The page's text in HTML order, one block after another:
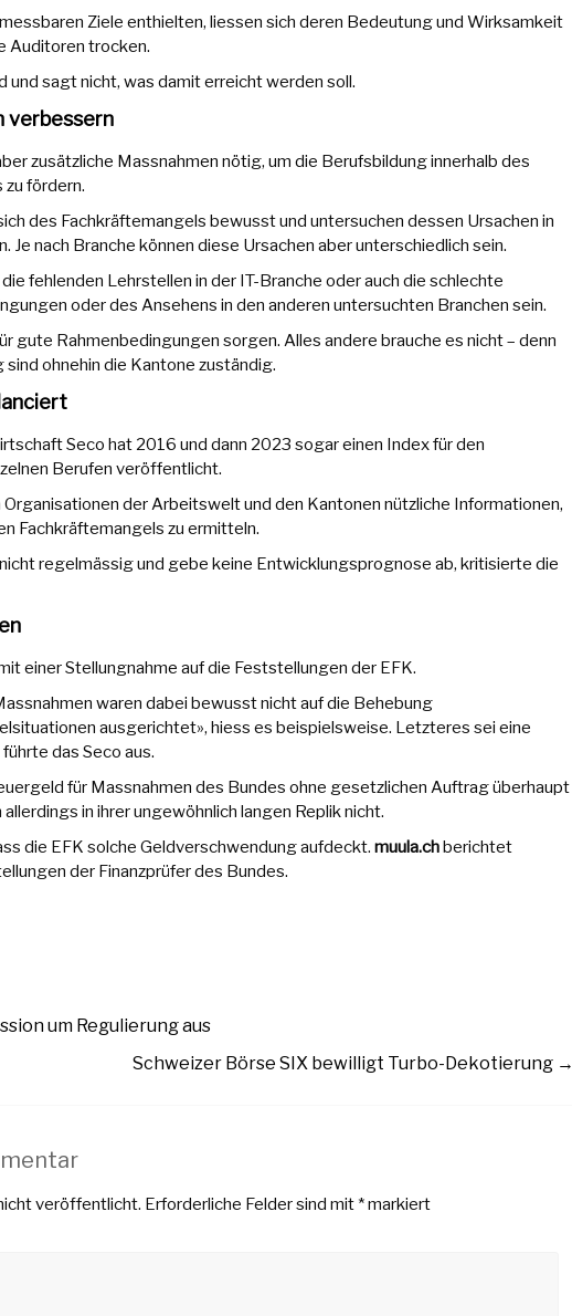
Ziele enthielten, liessen sich deren Bedeutung und Wirksamkeit
Auditoren trocken.
und sagt nicht, was damit erreicht werden soll.
verbessern
zusätzliche Massnahmen nötig, um die Berufsbildung innerhalb des
fördern.
des Fachkräftemangels bewusst und untersuchen dessen Ursachen in
Je nach Branche können diese Ursachen aber unterschiedlich sein.
fehlenden Lehrstellen in der IT-Branche oder auch die schlechte
oder des Ansehens in den anderen untersuchten Branchen sein.
gute Rahmenbedingungen sorgen. Alles andere brauche es nicht – denn
ohnehin die Kantone zuständig.
Seco hat 2016 und dann 2023 sogar einen Index für den
Berufen veröffentlicht.
der Arbeitswelt und den Kantonen nützliche Informationen,
Fachkräftemangels zu ermitteln.
regelmässig und gebe keine Entwicklungsprognose ab, kritisierte die
einer Stellungnahme auf die Feststellungen der EFK.
waren dabei bewusst nicht auf die Behebung
ausgerichtet», hiess es beispielsweise. Letzteres sei eine
das Seco aus.
für Massnahmen des Bundes ohne gesetzlichen Auftrag überhaupt
in ihrer ungewöhnlich langen Replik nicht.
die EFK solche Geldverschwendung aufdeckt. muula.chberichtet
der Finanzprüfer des Bundes.
um Regulierung aus
Schweizer Börse SIX bewilligt Turbo-Dekotierung →
veröffentlicht. Erforderliche Felder sind mit*markiert